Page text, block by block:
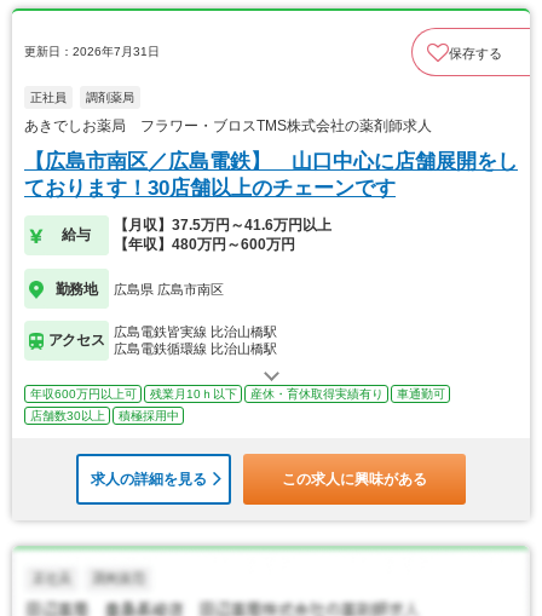
更新日：2026年7月31日 保存する
正社員 調剤薬局
あきでしお薬局 フラワー・ブロスTMS株式会社の薬剤師求人
【広島市南区／広島電鉄】 山口中心に店舗展開をし
ております！30店舗以上のチェーンです
給与
【月収】37.5万円～41.6万円以上
【年収】480万円～600万円
勤務地 広島県 広島市南区
アクセス
広島電鉄皆実線 比治山橋駅
広島電鉄循環線 比治山橋駅
年収600万円以上可 残業月10ｈ以下 産休・育休取得実績有り
車通勤可
店舗数30以上
積極採用中
求人の詳細を見る この求人に興味がある